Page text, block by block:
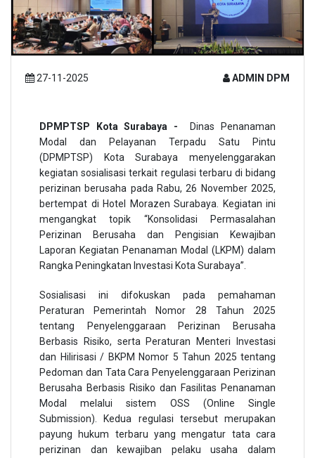
27-11-2025 ADMIN DPM
DPMPTSP Kota Surabaya - Dinas Penanaman
Modal dan Pelayanan Terpadu Satu Pintu
(DPMPTSP) Kota Surabaya menyelenggarakan
kegiatan sosialisasi terkait regulasi terbaru di bidang
perizinan berusaha pada Rabu, 26 November 2025,
bertempat di Hotel Morazen Surabaya. Kegiatan ini
mengangkat topik “Konsolidasi Permasalahan
Perizinan Berusaha dan Pengisian Kewajiban
Laporan Kegiatan Penanaman Modal (LKPM) dalam
Rangka Peningkatan Investasi Kota Surabaya”.
Sosialisasi ini difokuskan pada pemahaman
Peraturan Pemerintah Nomor 28 Tahun 2025
tentang Penyelenggaraan Perizinan Berusaha
Berbasis Risiko, serta Peraturan Menteri Investasi
dan Hilirisasi / BKPM Nomor 5 Tahun 2025 tentang
Pedoman dan Tata Cara Penyelenggaraan Perizinan
Berusaha Berbasis Risiko dan Fasilitas Penanaman
Modal melalui sistem OSS (Online Single
Submission). Kedua regulasi tersebut merupakan
payung hukum terbaru yang mengatur tata cara
perizinan dan kewajiban pelaku usaha dalam